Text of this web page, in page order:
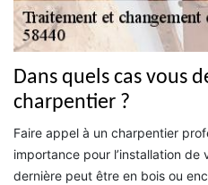
Dans quels cas vous
charpentier ?
Faire appel à un charpentier
importance pour l’installation
dernière peut être en bois ou